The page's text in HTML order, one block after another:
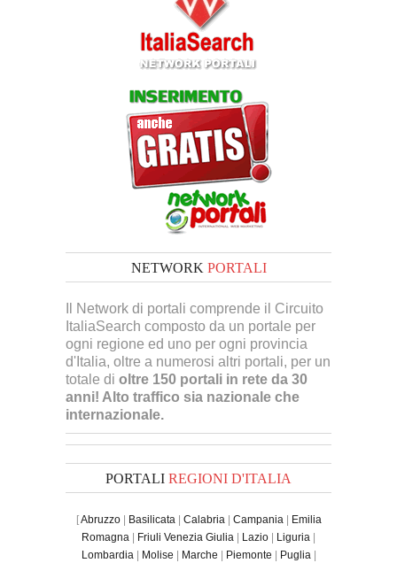
NETWORK PORTALI
Il Network di portali comprende il Circuito
ItaliaSearch composto da un portale per
ogni regione ed uno per ogni provincia
d'Italia, oltre a numerosi altri portali, per un
totale di oltre 150 portali in rete da 30
anni! Alto traffico sia nazionale che
internazionale.
PORTALI REGIONI D'ITALIA
[Abruzzo| Basilicata| Calabria| Campania|
Emilia
Romagna
Friuli Venezia Giulia Lazio Liguria
Lombardia| Molise Marche Piemonte Puglia|